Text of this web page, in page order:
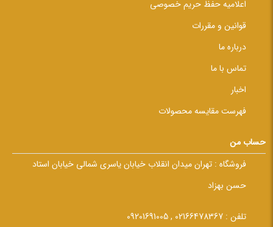
اعلامیه حفظ حریم خصوصی
قوانین و مقررات
درباره ما
تماس با ما
اخبار
فهرست مقایسه محصولات
حساب من
فروشگاه : تهران میدان انقلاب خیابان یاسری شمالی خیابان استاد
حسن بهزاد
تلفن : 02166478367 , 09201691005